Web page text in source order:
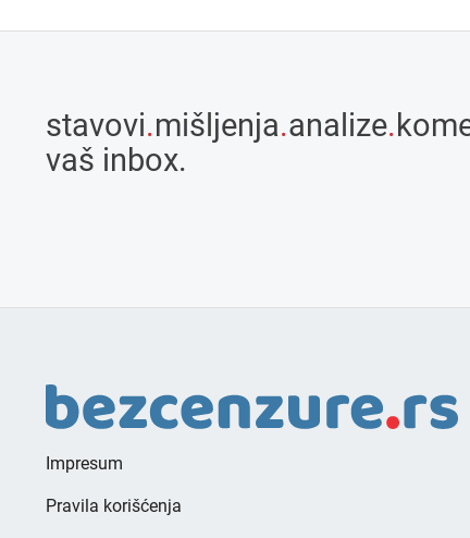
stavovi.mišljenja.analize.
vaš inbox.
Impresum
Pravila korišćenja